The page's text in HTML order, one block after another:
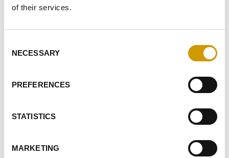
of their services.
Selection
NECESSARY
PREFERENCES
STATISTICS
MARKETING
FAVORITEN